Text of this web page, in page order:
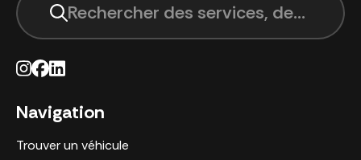
Rechercher des services, des sites,
Navigation
Trouver un véhicule